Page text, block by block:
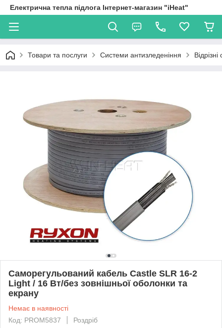
Електрична тепла підлога Інтернет-магазин "iHeat"
Товари та послуги Системи антизледеніння
Саморегульований кабель Castle SLR 16-2
Light / 16 Вт/без зовнішньої оболонки та
екрану
Немає в наявності
Код: PROM5837
Роздріб